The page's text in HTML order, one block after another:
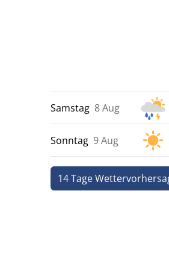
Samstag 8 Aug
Sonntag 9 Aug
14 Tage